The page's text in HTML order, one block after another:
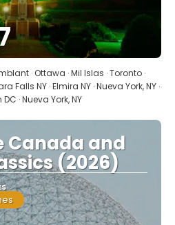
Ver· Ottawa · Mil Islas · Toronto ·
NY · Elmira NY · Nueva York, NY ·
· Nueva York, NY
Canada and
(2026)